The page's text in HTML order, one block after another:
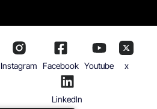
Instagram Facebook Youtube x
Linkedln